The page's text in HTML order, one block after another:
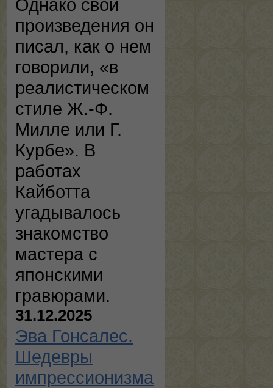
Однако свои
произведения он
писал, как о нем
говорили, «в
реалистическом
стиле Ж.-Ф.
Милле или Г.
Курбе». В
работах
Кайботта
угадывалось
знакомство
мастера с
японскими
гравюрами.
31.12.2025
Эва Гонсалес.
Шедевры
импрессионизма